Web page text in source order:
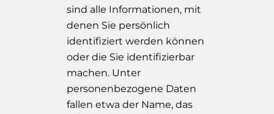
sind alle Informationen, mit
denen Sie persönlich
identifiziert werden können
oder die Sie identifizierbar
machen. Unter
personenbezogene Daten
fallen etwa der Name, das